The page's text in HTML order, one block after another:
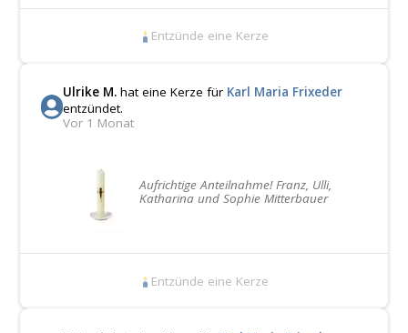
Entzünde eine Kerze
Ulrike M.hat eine Kerze für Karl Maria Frixeder
entzündet.
Vor 1 Monat
Aufrichtige Anteilnahme! Franz, Ulli,
Katharina und Sophie Mitterbauer
Entzünde eine Kerze